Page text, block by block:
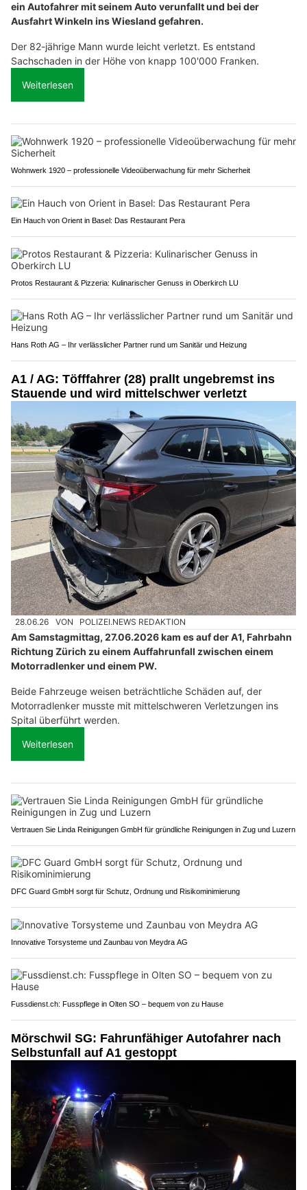
ein Autofahrer mit seinem Auto verunfallt und bei der
Ausfahrt Winkeln ins Wiesland gefahren.
Der 82-jährige Mann wurde leicht verletzt. Es entstand
Sachschaden in der Höhe von knapp 100'000 Franken.
Weiterlesen
Wohnwerk 1920 – professionelle Videoüberwachung für mehr Sicherheit
Ein Hauch von Orient in Basel: Das Restaurant Pera
Protos Restaurant & Pizzeria: Kulinarischer Genuss in Oberkirch LU
Hans Roth AG – Ihr verlässlicher Partner rund um Sanitär und Heizung
A1 / AG: Töfffahrer (28) prallt ungebremst ins
Stauende und wird mittelschwer verletzt
28.06.26 VON POLIZEI.NEWS REDAKTION
Am Samstagmittag, 27.06.2026 kam es auf der A1, Fahrbahn
Richtung Zürich zu einem Auffahrunfall zwischen einem
Motorradlenker und einem PW.
Beide Fahrzeuge weisen beträchtliche Schäden auf, der
Motorradlenker musste mit mittelschweren Verletzungen ins
Spital überführt werden.
Weiterlesen
Vertrauen Sie Linda Reinigungen GmbH für gründliche Reinigungen in Zug und Luzern
DFC Guard GmbH sorgt für Schutz, Ordnung und Risikominimierung
Innovative Torsysteme und Zaunbau von Meydra AG
Fussdienst.ch: Fusspflege in Olten SO – bequem von zu Hause
Mörschwil SG: Fahrunfähiger Autofahrer nach
Selbstunfall auf A1 gestoppt